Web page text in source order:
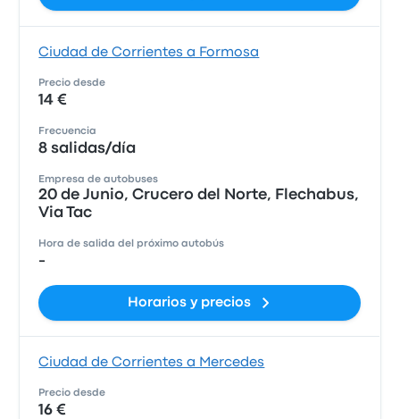
Ciudad de Corrientes a Formosa
Precio desde
14 €
Frecuencia
8 salidas/día
Empresa de autobuses
20 de Junio, Crucero del Norte, Flechabus,
Via Tac
Hora de salida del próximo autobús
-
Horarios y precios
Ciudad de Corrientes a Mercedes
Precio desde
16 €